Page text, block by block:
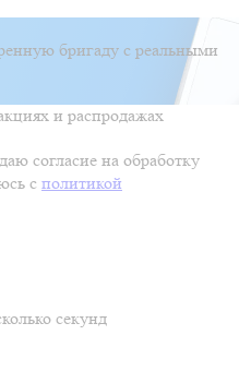
бригаду с реальными
и распродажах
согласие на обработку
с политикой
секунд